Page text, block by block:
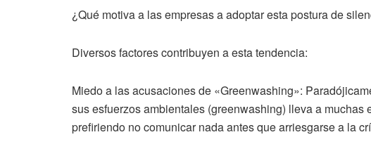
¿Qué motiva a las empresas a adoptar esta postura de
Diversos factores contribuyen a esta tendencia:
Miedo a las acusaciones de «Greenwashing»:
sus esfuerzos ambientales (greenwashing) lleva a muchas
prefiriendo no comunicar nada antes que arriesgarse a la